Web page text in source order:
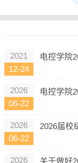
2021
12-24
电控学院
2026
06-22
电控学院
2026
06-22
2026届校
2026